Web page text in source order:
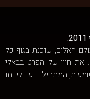
האלים, שוכנת בגוף כל
את חייו של הפרט בבאלי
המתחילים עם לידתו